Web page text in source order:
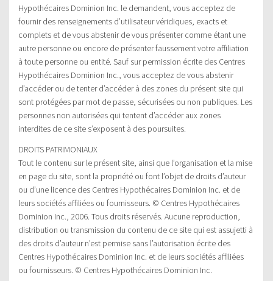
Hypothécaires Dominion Inc. le demandent, vous acceptez de
fournir des renseignements d’utilisateur véridiques, exacts et
complets et de vous abstenir de vous présenter comme étant une
autre personne ou encore de présenter faussement votre affiliation
à toute personne ou entité. Sauf sur permission écrite des Centres
Hypothécaires Dominion Inc., vous acceptez de vous abstenir
d’accéder ou de tenter d’accéder à des zones du présent site qui
sont protégées par mot de passe, sécurisées ou non publiques. Les
personnes non autorisées qui tentent d’accéder aux zones
interdites de ce site s’exposent à des poursuites.
DROITS PATRIMONIAUX
Tout le contenu sur le présent site, ainsi que l’organisation et la mise
en page du site, sont la propriété ou font l’objet de droits d’auteur
ou d’une licence des Centres Hypothécaires Dominion Inc. et de
leurs sociétés affiliées ou fournisseurs. © Centres Hypothécaires
Dominion Inc., 2006. Tous droits réservés. Aucune reproduction,
distribution ou transmission du contenu de ce site qui est assujetti à
des droits d’auteur n’est permise sans l’autorisation écrite des
Centres Hypothécaires Dominion Inc. et de leurs sociétés affiliées
ou fournisseurs. © Centres Hypothécaires Dominion Inc.